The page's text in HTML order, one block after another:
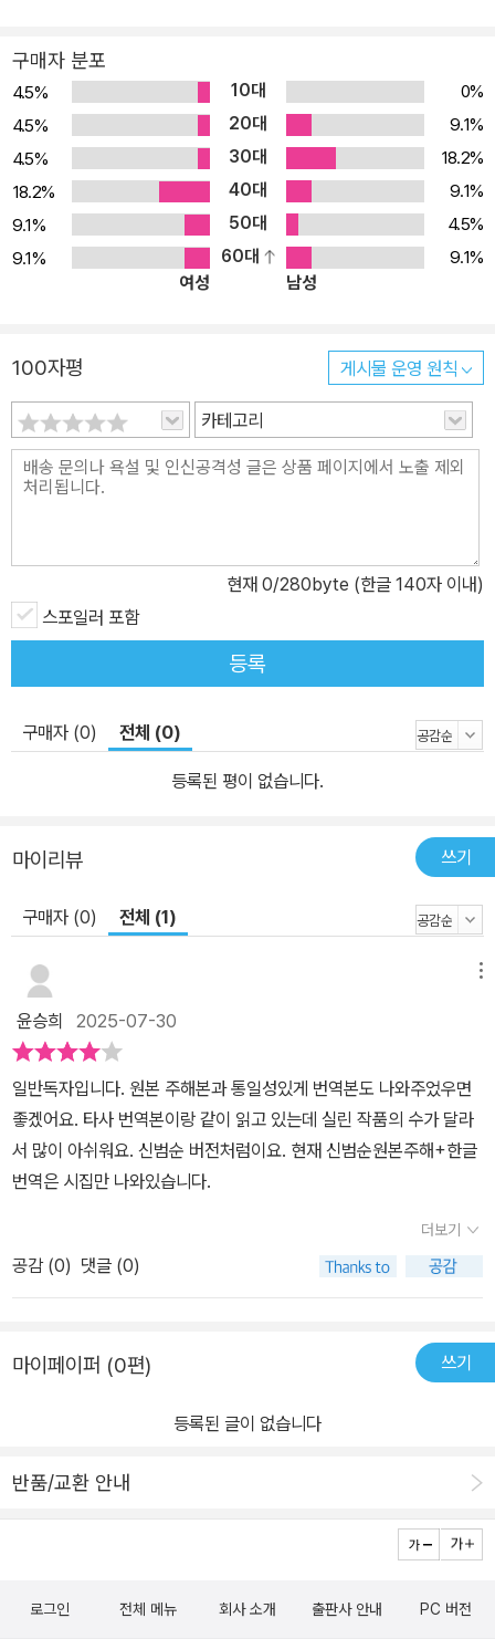
작업하다 보니 글자 오류를 범했던 부분들이 있는데, 특히 「지주회
「황소와 도깨비」, 「공포의 기록」, 「환시기」 등은 발표 시기를 고려해
이번에 배열 순서를 바꾸었다. 그리고 「불행한 계승」의 경우 띄어쓰기
와 같은 자간 배열에도 신경썼다. 이번 전집에서 주석학의 방법을 활
용하여 이전 전집의 문제들을 극복하고자 노력했다. 최초 발표본도
문제가 많았다. 하나의 단어가 여러 형태로 표기된 경우(입술 : 닙술·
입설·입살·입술, 여태껏 : 엽대것·엽대ㅅ것·엿·여태껏, 이튿날 : 이
튼날·잍은날·잇흔날·있흔날 등)라던가, 동일한 대상이지만 서로 다른
표기가 나타난 경우(겨을·겨울, 나희·나히, 머리·마리, 몬주·몬지, 발서
다가 글자가 90도, 180도 잘못 식자된 것들도 있었으며, 잉크가 제
대로 묻지 않아 글자의 일부만 인쇄되거나 아예 낙자된 경우, 너무 많
이 묻어 획이 더 들어가 다른 글자처럼 보이는 경우도 있었다. 심지어
글자 순서가 잘못 식자되거나 교정 글자가 다른 행에 놓인 경우도 있
었다. 이번에 국립중앙도서관, 국회전자도서관 등에서 파일로 제공되
는 잡지 원본을 구해서 이전 전집의 글자 오류를 많이 바로잡았다. 해
석의 오류를 바로잡았으며, 일부 주석은 대체하였고, 또한 미비한 것
을 보완함으로써 좀 더 완전한 판본을 만들려고 노력하였다. 그래도
아직 주석을 달지 못한 낱말들이 있으며, 여전히 얼마의 실수와 오류
가 있을 줄로 안다. 이에 대해서는 후학들의 날카로운 눈과 예리한 지
적을 기대한다. 앞으로 이 전집이 이상 문학 연구에 좋은 판본으로 활
용되었으면 하는 바람이다. 약 63편의 수필기타를 담은 3권에서는
이번 판에 비록 짧은 텍스트이지만, 이상이 박태원의 결혼식 방명록
에 쓴 글을 넣었다. 그리고 조연현 소장 일문 유고 노트에서 「무제3」,
역되지 않고 남아 있던 것인데, 따로 제목이 없어 순서대로 그렇게 제
목을 달았다. 아마도 전자는 작품의 내용에서 가져와서, 그리고 후자
는 낙서가 덧씌워져 원문 독해에 어려움이 있어 번역에서 빠졌던 것
이 아닐까 추측된다. 정본전집(2006) 및 증보 정본전집(2009)에서
이상이 김기림에게 보낸 사신들을 전집(1)과 전집(2)를 토대로 제시
하였는데, 2010년대 초반 『여성』을 뒤지다가 김기림이 소개해놓은
이상 편지들을 모두 볼 수 있었다. 다행히 이번에 그것들로 새롭게 소
개했다. 이 편지들을 보면 편집자에 의해 와전되거나 조금씩 수정 및
변형된 부분들을 엿볼 수 있다. 한편 「논단시감」은 전집에서 뺐다. ‘송
해경’이 김해경(이상)이 아닐뿐더러 내용상, 문체상 이상과는 거리가
멀기 때문이다. 그런데 여전히 제대로 저자 확정이 되지 않은 「현대
미술의 요람」과 『조선과 건축』 권두언은 전집에 그대로 남겨놓았다.
구매자 분포
4.5% 10대
0%
4.5%
20대
9.1%
4.5%
30대
18.2%
18.2%
40대
9.1%
9.1%
50대
4.5%
9.1%
60대
9.1%
여성
남성
100자평 게시물 운영 원칙
카테고리
현재 0/280byte (한글 140자 이내)
스포일러 포함
등록
구매자 (0) 전체 (0)
등록된 평이 없습니다.
마이리뷰 쓰기
구매자 (0) 전체 (1)
윤승희 2025-07-30
일반독자입니다. 원본 주해본과 통일성있게 번역본도 나와주었우면
좋겠어요. 타사 번역본이랑 같이 읽고 있는데 실린 작품의 수가 달라
서 많이 아쉬워요. 신범순 버전처럼이요. 현재 신범순원본주해+한글
번역은 시집만 나와있습니다.
더보기
공감 (0) 댓글 (0)
마이페이퍼 (0편) 쓰기
등록된 글이 없습니다
반품/교환 안내
로그인 전체 메뉴 회사 소개 출판사 안내 PC 버전